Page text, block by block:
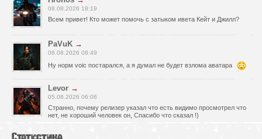
08.08.2026 18:19
Всем привет! Кто может помочь с затыком ивета Кейт и Джилл?
PaVuK →
08.08.2026 08:49
Ну норм voic постарался, а я думал не будет взлома аватара
Levor →
05.08.2026 06:06
Странно, почему релизер указал что есть видимо просмотрел что
нет, не хороший человек он, Спасибо что сказал !)
fr0zen142